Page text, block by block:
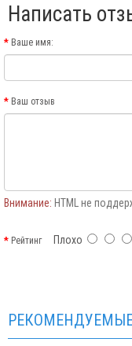
Написать
Ваше имя:
Ваш отзыв
Внимание: HTML не
РейтингПлохо